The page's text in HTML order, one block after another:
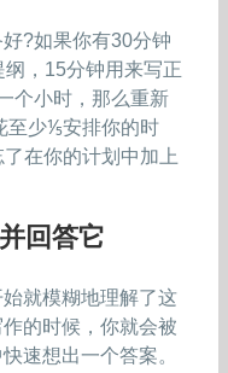
?如果你有30分钟
，15分钟用来写正
个小时，那么重新
至少⅕安排你的时
在你的计划中加上
回答它
就模糊地理解了这
的时候，你就会被
速想出一个答案。